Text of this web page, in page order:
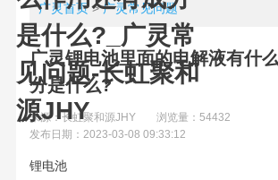
广灵首页>广灵常见问题
广灵锂电池里面的电解液有什
分是什么?
来源：长虹聚和源JHY
浏览量：54432
发布日期：2023-03-08 09:33:12
锂电池